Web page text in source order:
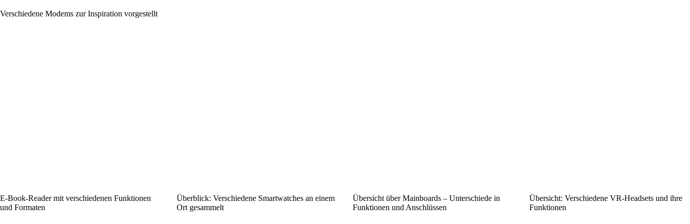
Verschiedene Modems zur Inspiration vorgestellt
E-Book-Reader mit verschiedenen Funktionen
und Formaten
Überblick: Verschiedene Smartwatches an einem
Ort gesammelt
Übersicht über Mainboards – Unterschiede in
Funktionen und Anschlüssen
Übersicht: Verschiedene VR-Headsets und ihre
Funktionen